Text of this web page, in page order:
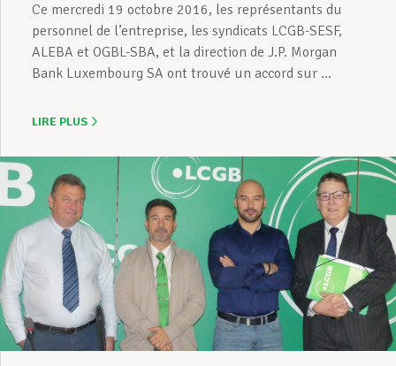
Actualités
Ce mercredi 19 octobre 2016, les représentants du
personnel de l’entreprise, les syndicats LCGB-SESF,
ALEBA et OGBL-SBA, et la direction de J.P. Morgan
Bank Luxembourg SA ont trouvé un accord sur ...
LIRE PLUS